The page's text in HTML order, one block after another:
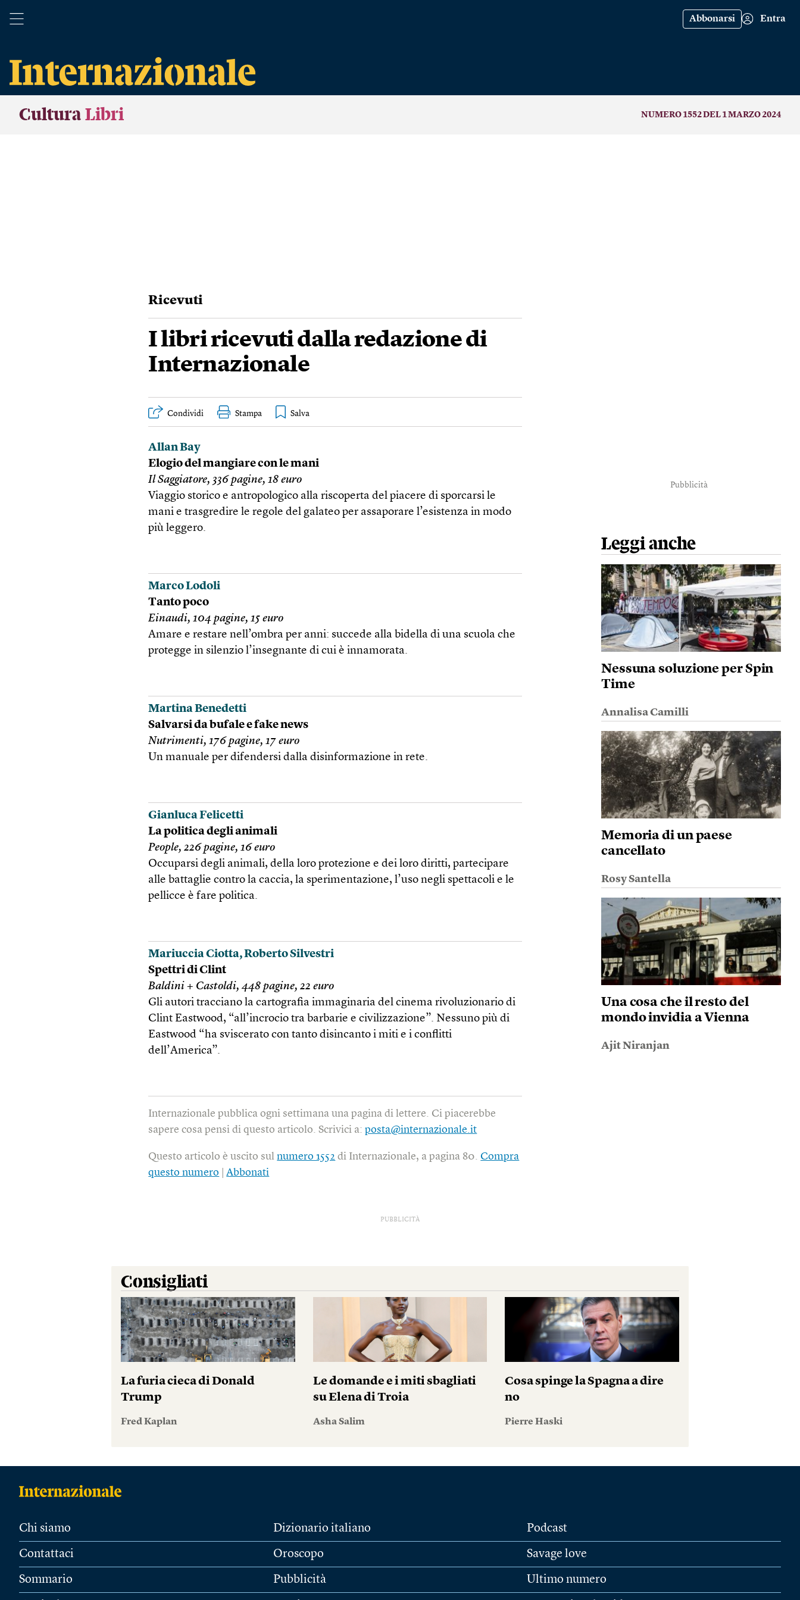
Abbonarsi Entra
Cultura Libri NUMERO 1552 DEL 1 MARZO 2024
Ricevuti
I libri ricevuti dalla redazione di
Internazionale
Condividi Stampa
Allan Bay
Elogio del mangiare con le mani
Il Saggiatore, 336 pagine, 18 euro
Viaggio storico e antropologico alla riscoperta del piacere di sporcarsi le
mani e trasgredire le regole del galateo per assaporare l’esistenza in modo
più leggero.
Marco Lodoli
Tanto poco
Einaudi, 104 pagine, 15 euro
Amare e restare nell’ombra per anni: succede alla bidella di una scuola che
protegge in silenzio l’insegnante di cui è innamorata.
Martina Benedetti
Salvarsi da bufale e fake news
Nutrimenti, 176 pagine, 17 euro
Un manuale per difendersi dalla disinformazione in rete.
Gianluca Felicetti
La politica degli animali
People, 226 pagine, 16 euro
Occuparsi degli animali, della loro protezione e dei loro diritti, partecipare
alle battaglie contro la caccia, la sperimentazione, l’uso negli spettacoli e le
pellicce è fare politica.
Mariuccia Ciotta, Roberto Silvestri
Spettri di Clint
Baldini + Castoldi, 448 pagine, 22 euro
Gli autori tracciano la cartografia immaginaria del cinema rivoluzionario di
Clint Eastwood, “all’incrocio tra barbarie e civilizzazione”. Nessuno più di
Eastwood “ha sviscerato con tanto disincanto i miti e i conflitti
dell’America”.
Internazionale pubblica ogni settimana una pagina di lettere. Ci piacerebbe
sapere cosa pensi di questo articolo. Scrivici a:posta@internazionale.it
Questo articolo è uscito sulnumero 1552 di Internazionale, a pagina 80.Compra
questo numero |Abbonati
Pubblicità
Leggi anche
Nessuna soluzione per Spin
Time
Annalisa Camilli
Memoria di un paese
cancellato
Rosy Santella
Una cosa che il resto del
mondo invidia a Vienna
Ajit Niranjan
PUBBLICITÀ
Consigliati
La furia cieca di Donald
Trump
Fred Kaplan
Le domande e i miti sbagliati
su Elena di Troia
Asha Salim
Cosa spinge la Spagna a dire
no
Pierre Haski
Chi siamo
Contattaci
Sommario
Dizionario italiano
Oroscopo
Pubblicità
Podcast
Savage love
Ultimo numero